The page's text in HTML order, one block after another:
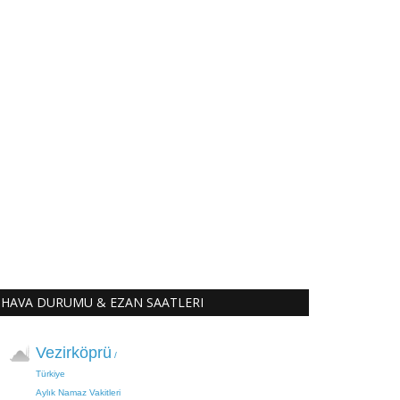
HAVA DURUMU & EZAN SAATLERI